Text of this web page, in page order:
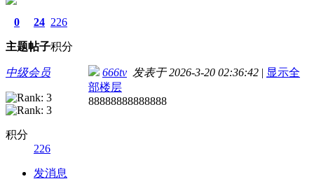
0
主题
24
帖子
226
积分
中级会员
积分
226
发消息
666tv 发表于 2026-3-20 02:36:42 | 显示全
部楼层
88888888888888